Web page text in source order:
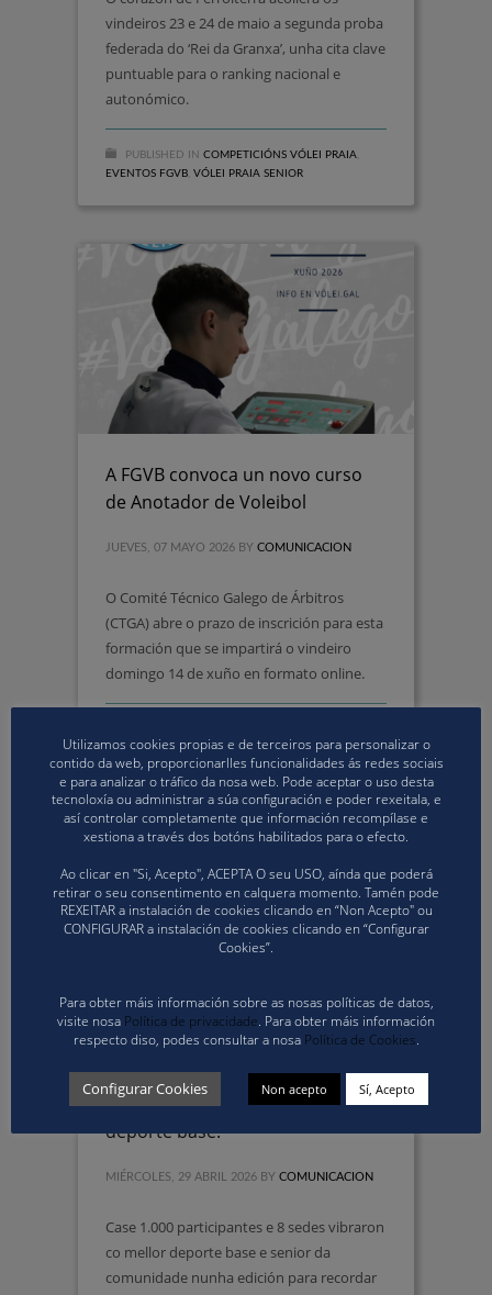
vindeiros 23 e 24 de maio a segunda proba
federada do ‘Rei da Granxa’, unha cita clave
puntuable para o ranking nacional e
autonómico.
PUBLISHED IN COMPETICIÓNS VÓLEI PRAIA
EVENTOS FGVB VÓLEI PRAIA SENIOR
A FGVB convoca un novo curso
de Anotador de Voleibol
JUEVES, 07 MAYO 2026 BY COMUNICACION
O Comité Técnico Galego de Árbitros
(CTGA) abre o prazo de inscrición para esta
formación que se impartirá o vindeiro
domingo 14 de xuño en formato online.
EVENTOS FGVB,FORMACIÓN ÁRBITROS
O futuro do voleibol galego brilla
nas Finais Xunta de Galicia 2026:
un éxito de organización e
deporte base.
MIÉRCOLES, 29 ABRIL 2026 BY COMUNICACION
Case 1.000 participantes e 8 sedes vibraron
co mellor deporte base e senior da
comunidade nunha edición para recordar
Utilizamos cookies propias e de terceiros para personalizar o
contido da web, proporcionarlles funcionalidades ás redes sociais
e para analizar o tráfico da nosa web. Pode aceptar o uso desta
tecnoloxía ou administrar a súa configuración e poder rexeitala, e
así controlar completamente que información recompílase e
xestiona a través dos botóns habilitados para o efecto.
Ao clicar en "Si, Acepto", ACEPTA O seu USO, aínda que poderá
retirar o seu consentimento en calquera momento. Tamén pode
REXEITAR a instalación de cookies clicando en “Non Acepto" ou
CONFIGURAR a instalación de cookies clicando en “Configurar
Cookies”.
Para obter máis información sobre as nosas políticas de datos,
visite nosa Política de privacidade. Para obter máis información
respecto diso, podes consultar a nosa Política de Cookies.
Configurar Cookies Non acepto Sí, Acepto